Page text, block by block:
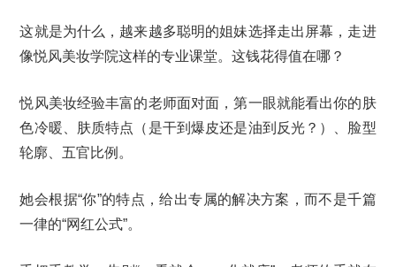
这就是为什么，越来越多聪明的姐妹选择走出屏幕，走进
像悦风美妆学院这样的专业课堂。这钱花得值在哪？
悦风美妆经验丰富的老师面对面，第一眼就能看出你的肤
色冷暖、肤质特点（是干到爆皮还是油到反光？）、脸型
轮廓、五官比例。
她会根据“你”的特点，给出专属的解决方案，而不是千篇
一律的“网红公式”。